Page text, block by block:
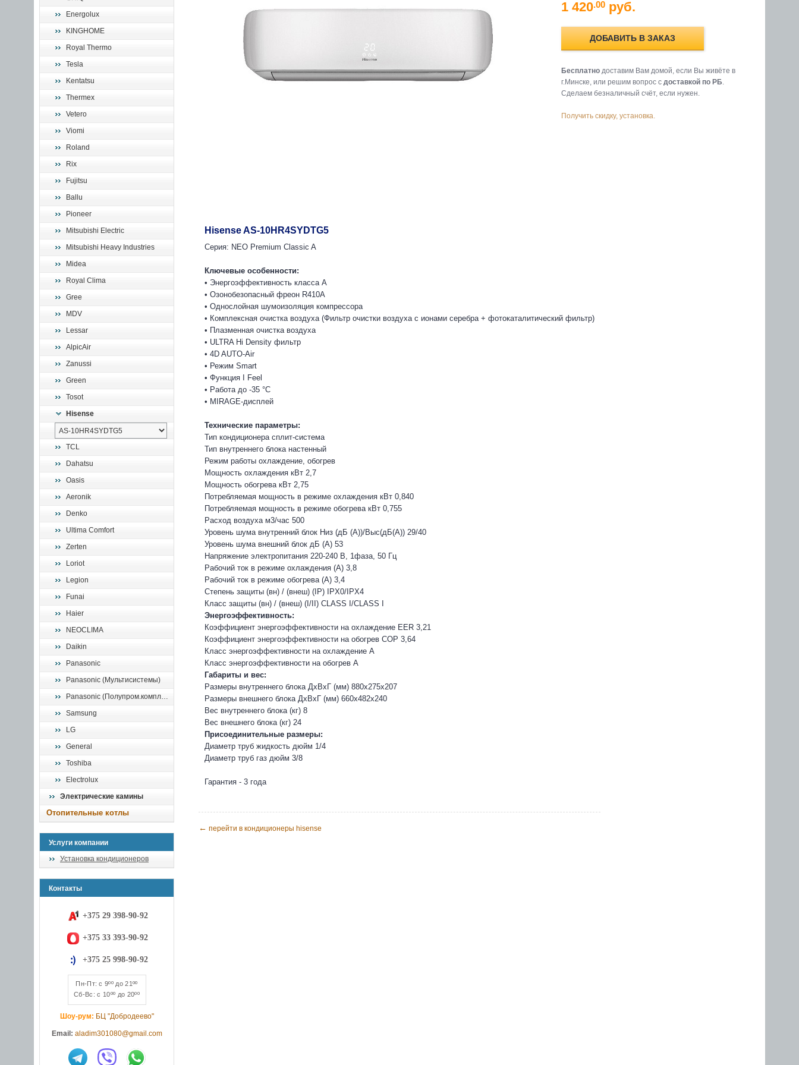
Energolux
KINGHOME
Royal Thermo
Tesla
Kentatsu
Thermex
Vetero
Viomi
Roland
Rix
Fujitsu
Ballu
Pioneer
Mitsubishi Electric
Mitsubishi Heavy Industries
Midea
Royal Clima
Gree
MDV
Lessar
AlpicAir
Zanussi
Green
Tosot
Hisense
TCL
Dahatsu
Oasis
Aeronik
Denko
Ultima Comfort
Zerten
Loriot
Legion
Funai
Haier
NEOCLIMA
Daikin
Panasonic
Panasonic (Мультисистемы)
Panasonic (Полупром.комплекты)
Samsung
LG
General
Toshiba
Electrolux
Электрические камины
Отопительные котлы
Услуги компании
Установка кондиционеров
Контакты
+375 29 398-90-92
+375 33 393-90-92
+375 25 998-90-92
Пн-Пт: с 9ºº до 21ºº
Сб-Вс: с 10ºº до 20ºº
Шоу-рум: БЦ "Добродеево"
Email: aladim301080@gmail.com
1 420.00 руб.
ДОБАВИТЬ В ЗАКАЗ
Бесплатнодоставим Вам домой, если Вы живёте в
г.Минске, или решим вопрос с доставкой по РБ.
Cделаем безналичный счёт, если нужен.
Получить скидку, установка.
Hisense AS-10HR4SYDTG5
Серия: NEO Premium Classic A
Ключевые особенности:
• Энергоэффективность класса А
• Озонобезопасный фреон R410A
• Однослойная шумоизоляция компрессора
• Комплексная очистка воздуха (Фильтр очистки воздуха с ионами серебра + фотокаталитический фильтр)
• Плазменная очистка воздуха
• ULTRA Hi Density фильтр
• 4D AUTO-Air
• Режим Smart
• Функция I Feel
• Работа до -35 °С
• MIRAGE-дисплей
Технические параметры:
Тип кондиционера сплит-система
Тип внутреннего блока настенный
Режим работы охлаждение, обогрев
Мощность охлаждения кВт 2,7
Мощность обогрева кВт 2,75
Потребляемая мощность в режиме охлаждения кВт 0,840
Потребляемая мощность в режиме обогрева кВт 0,755
Расход воздуха м3/час 500
Уровень шума внутренний блок Низ (дБ (A))/Выс(дБ(A)) 29/40
Уровень шума внешний блок дБ (A) 53
Напряжение электропитания 220-240 В, 1фаза, 50 Гц
Рабочий ток в режиме охлаждения (A) 3,8
Рабочий ток в режиме обогрева (A) 3,4
Степень защиты (вн) / (внеш) (IP) IPX0/IPX4
Класс защиты (вн) / (внеш) (I/II) CLASS I/CLASS I
Энергоэффективность:
Коэффициент энергоэффективности на охлаждение EER 3,21
Коэффициент энергоэффективности на обогрев COP 3,64
Класс энергоэффективности на охлаждение A
Класс энергоэффективности на обогрев A
Габариты и вес:
Размеры внутреннего блока ДхВхГ (мм) 880x275x207
Размеры внешнего блока ДхВхГ (мм) 660x482x240
Вес внутреннего блока (кг) 8
Вес внешнего блока (кг) 24
Присоединительные размеры:
Диаметр труб жидкость дюйм 1/4
Диаметр труб газ дюйм 3/8
Гарантия - 3 года
← перейти в кондиционеры hisense